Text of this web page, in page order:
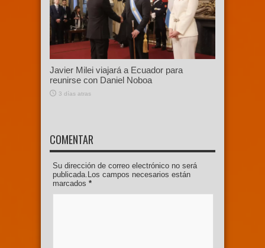
Javier Milei viajará a Ecuador para
reunirse con Daniel Noboa
3 días atras
COMENTAR
Su dirección de correo electrónico no será
publicada.Los campos necesarios están
marcados *